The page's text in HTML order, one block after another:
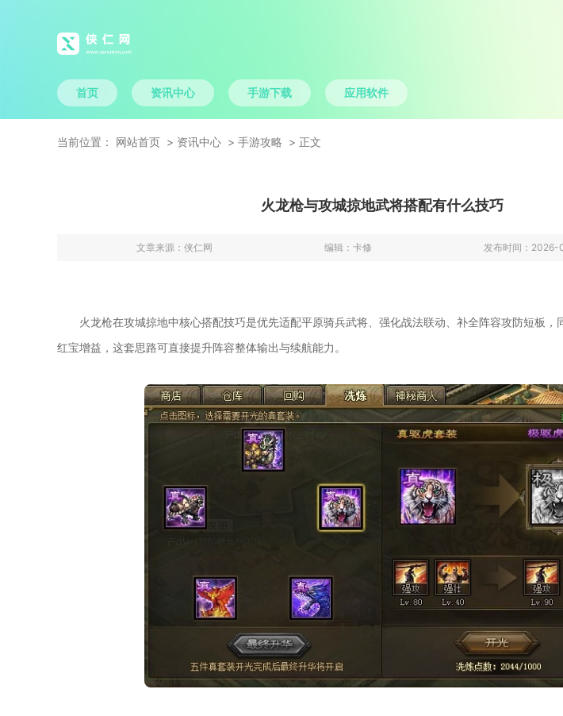
首页 资讯中心 手游下载 应用软件
当前位置： 网站首页 资讯中心 手游攻略 正文
火龙枪与攻城掠地武将搭配有什么技巧
文章来源： 侠仁网 编辑： 卡修 发布时间： 2026-
火龙枪在攻城掠地中核心搭配技巧是优先适配平原骑兵武将、强化战法联动、补全阵容攻防短板，
红宝增益，这套思路可直接提升阵容整体输出与续航能力。